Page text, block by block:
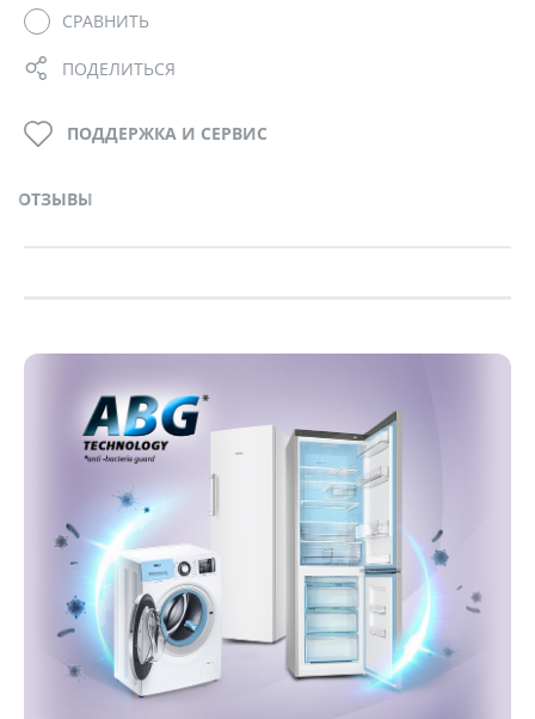
СРАВНИТЬ
ПОДЕЛИТЬСЯ
ОТЗЫВЫ
ПОДДЕРЖКА И СЕРВИС